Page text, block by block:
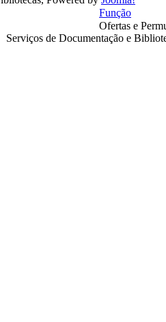
Função
Ofertas e
Serviços de Documentação e